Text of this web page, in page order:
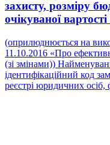
захисту, розміру
очікуваної
(оприлюднюється на
11.10.2016 «Про
(зі змінами))
ідентифікаційний код
реєстрі юридичних осіб,